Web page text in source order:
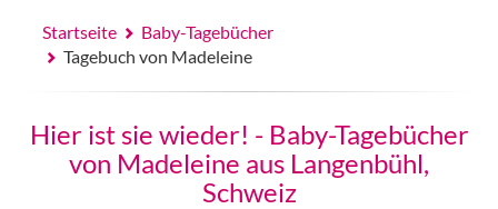
Startseite
Baby-Tagebücher
Tagebuch von Madeleine
Hier ist sie wieder! - Baby-Tagebücher
von Madeleine aus Langenbühl,
Schweiz